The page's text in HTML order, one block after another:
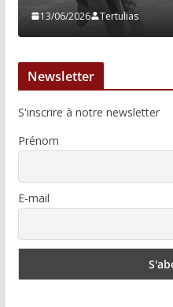
13/06/2026 Tertulias
Newsletter
S'inscrire à notre newsletter
Prénom
E-mail